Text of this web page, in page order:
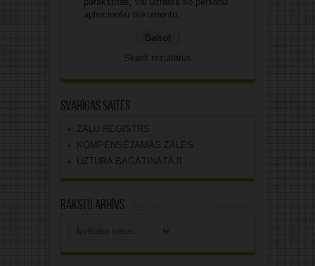
apliecinošu dokumentu.
Skatīt rezultātus
Svarīgas saites
ZĀĻU REĢISTRS
KOMPENSĒJAMĀS ZĀLES
UZTURA BAGĀTINĀTĀJI
Rakstu arhīvs